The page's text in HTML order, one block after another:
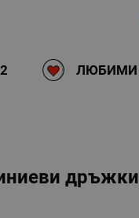
ЛЮБИМИ
дръжки